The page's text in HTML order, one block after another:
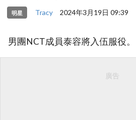
明星 Tracy 2024年3月19日 09:39
男團NCT成員泰容將入伍服役。
廣告